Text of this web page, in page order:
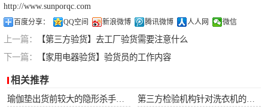
http://www.sunporqc.com
百度分享： QQ空间 新浪微博 腾讯微博 人人网 微信
上一篇：
【第三方验货】去工厂验货需要注意什么
下一篇：
【家用电器验货】验货员的工作内容
相关推荐
工厂审核